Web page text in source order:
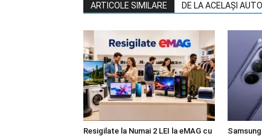
ARTICOLE SIMILARE DE LA ACELAȘI
Resigilate la Numai 2 LEI la eMAG cu